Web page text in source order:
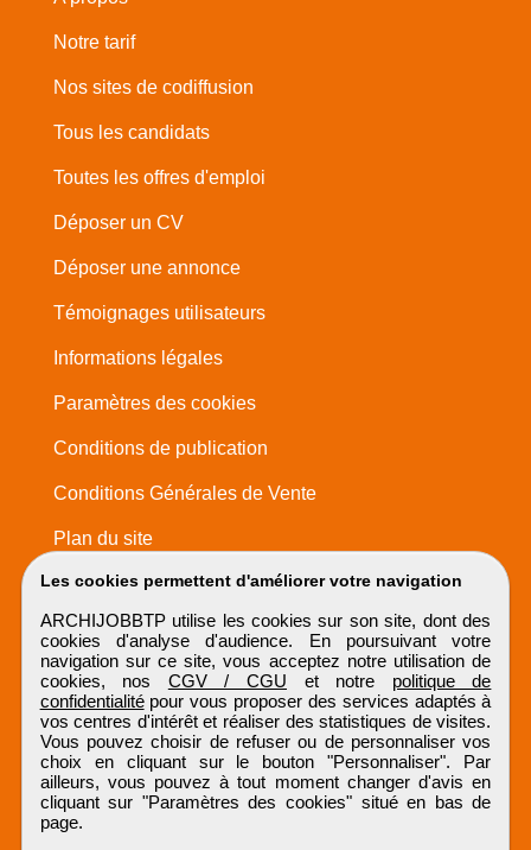
Les cookies permettent d'améliorer votre navigation
ARCHIJOBBTP utilise les cookies sur son site, dont des
cookies d'analyse d'audience. En poursuivant votre
navigation sur ce site, vous acceptez notre utilisation de
cookies, nos CGV / CGU et notre politique de
confidentialitépour vous proposer des services adaptés à
vos centres d'intérêt et réaliser des statistiques de visites.
Vous pouvez choisir de refuser ou de personnaliser vos
choix en cliquant sur le bouton "Personnaliser". Par
ailleurs, vous pouvez à tout moment changer d'avis en
cliquant sur "Paramètres des cookies" situé en bas de
page.
Notre tarif
Nos sites de codiffusion
Tous les candidats
Toutes les offres d'emploi
Déposer un CV
Déposer une annonce
Témoignages utilisateurs
Informations légales
Paramètres des cookies
Conditions de publication
Conditions Générales de Vente
Plan du site